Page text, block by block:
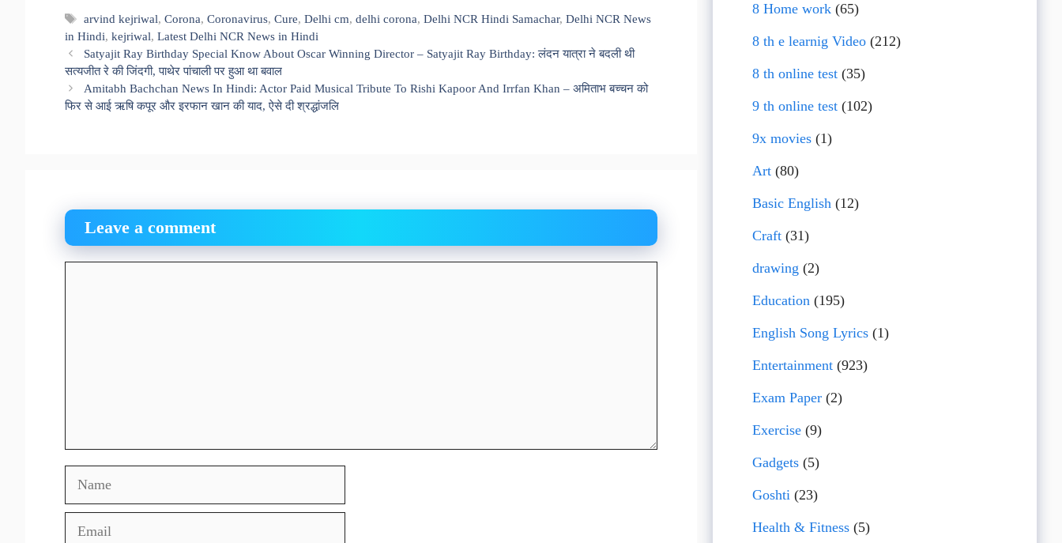
Tags
arvind kejriwal,Corona,Coronavirus,Cure,Delhi cm,delhi corona,Delhi NCR Hindi Samachar,Delhi NCR News
in Hindi, kejriwal, Latest Delhi NCR News in Hindi
Satyajit Ray Birthday Special Know About Oscar Winning Director – Satyajit Ray Birthday: लंदन यात्रा ने बदली थी
सत्यजीत रे की जिंदगी, पाथेर पांचाली पर हुआ था बवाल
Amitabh Bachchan News In Hindi: Actor Paid Musical Tribute To Rishi Kapoor And Irrfan Khan – अमिताभ बच्चन को
फिर से आई ऋषि कपूर और इरफान खान की याद, ऐसे दी श्रद्धांजलि
Leave a comment
Name
Email
8 Home work (65)
8 th e learnig Video (212)
8 th online test (35)
9 th online test (102)
9x movies (1)
Art (80)
Basic English (12)
Craft (31)
drawing (2)
Education (195)
English Song Lyrics (1)
Entertainment (923)
Exam Paper (2)
Exercise (9)
Gadgets (5)
Goshti (23)
Health & Fitness (5)